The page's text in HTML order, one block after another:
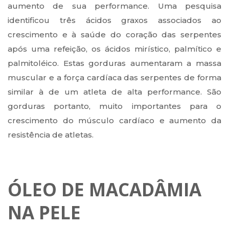
aumento de sua performance. Uma pesquisa
identificou três ácidos graxos associados ao
crescimento e à saúde do coração das serpentes
após uma refeição, os ácidos mirístico, palmítico e
palmitoléico. Estas gorduras aumentaram a massa
muscular e a força cardíaca das serpentes de forma
similar à de um atleta de alta performance. São
gorduras portanto, muito importantes para o
crescimento do músculo cardíaco e aumento da
resistência de atletas.
ÓLEO DE MACADÂMIA
NA PELE